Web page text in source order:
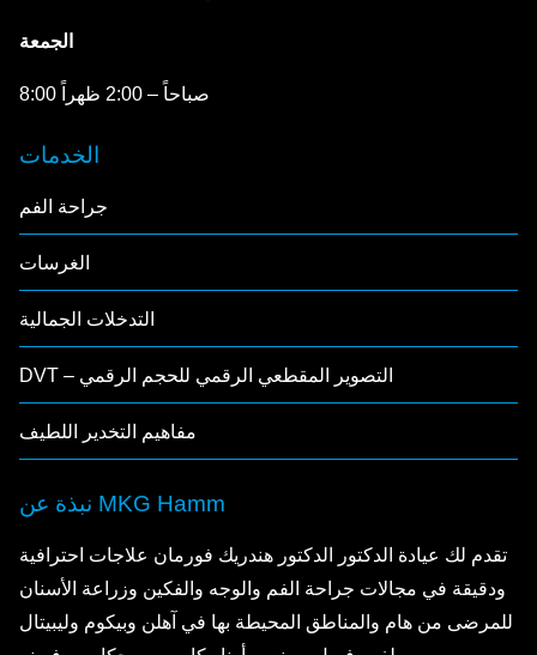
الجمعة
8:00 صباحاً – 2:00 ظهراً
الخدمات
جراحة الفم
الغرسات
التدخلات الجمالية
DVT – التصوير المقطعي الرقمي للحجم الرقمي
مفاهيم التخدير اللطيف
نبذة عن MKG Hamm
تقدم لك عيادة الدكتور الدكتور هندريك فورمان علاجات احترافية
ودقيقة في مجالات جراحة الفم والوجه والفكين وزراعة الأسنان
للمرضى من هام والمناطق المحيطة بها في آهلن وبيكوم وليبيتال